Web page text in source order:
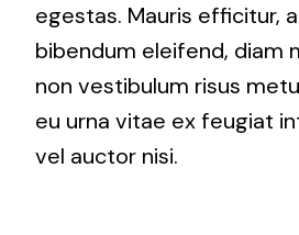
egestas. Mauris efficitur,
bibendum eleifend, diam
non vestibulum risus
eu urna vitae ex feugiat
vel auctor nisi.